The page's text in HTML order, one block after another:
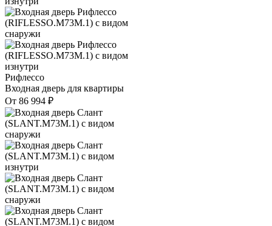
Рифлессо
Входная дверь для квартиры
От 86 994 ₽